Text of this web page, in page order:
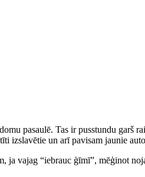
pasaulē. Tas ir pusstundu garš
izslavētie un arī pavisam jaunie
ja vajag “iebrauc ģīmī”, mēģinot